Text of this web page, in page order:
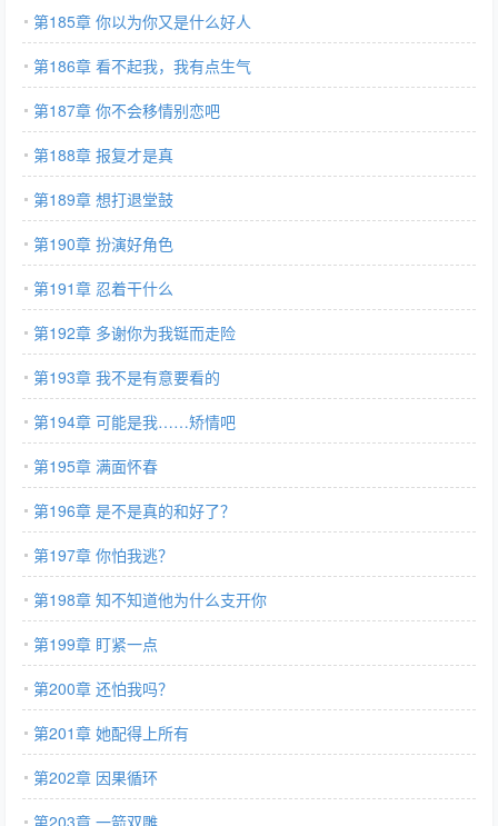
第185章 你以为你又是什么好人
第186章 看不起我，我有点生气
第187章 你不会移情别恋吧
第188章 报复才是真
第189章 想打退堂鼓
第190章 扮演好角色
第191章 忍着干什么
第192章 多谢你为我铤而走险
第193章 我不是有意要看的
第194章 可能是我……矫情吧
第195章 满面怀春
第196章 是不是真的和好了？
第197章 你怕我逃？
第198章 知不知道他为什么支开你
第199章 盯紧一点
第200章 还怕我吗？
第201章 她配得上所有
第202章 因果循环
第203章 一箭双雕